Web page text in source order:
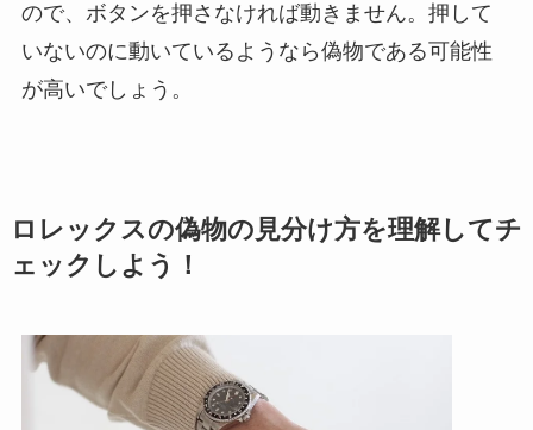
ので、ボタンを押さなければ動きません。押して
いないのに動いているようなら偽物である可能性
が高いでしょう。
ロレックスの偽物の見分け方を理解してチ
ェックしよう！